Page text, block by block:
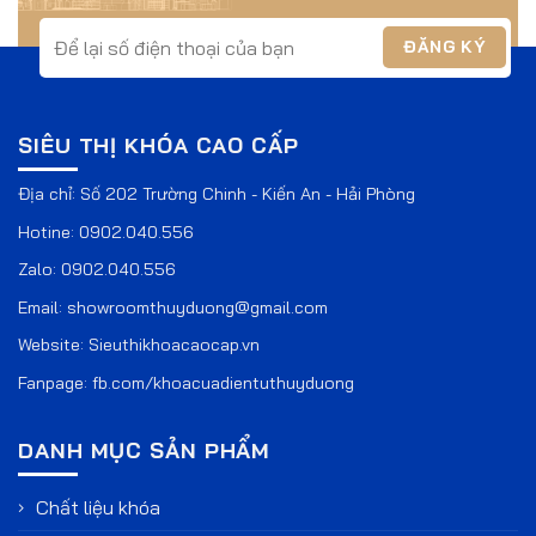
Một sản phẩm vừa bảo vệ tài sản gia đình bạn vừa thông
minh, vừa an toàn. Lại tiện dụng như chiếc Két sắt
thông minh Aif
có sử dụng App Tuya Smart là một
Tính năng tiện dụng của Két sắt thông
SIÊU THỊ KHÓA CAO CẤP
Địa chỉ: Số 202 Trường Chinh - Kiến An - Hải Phòng
Hotine: 0902.040.556
Zalo: 0902.040.556
Email: showroomthuyduong@gmail.com
Website: Sieuthikhoacaocap.vn
Fanpage: fb.com/khoacuadientuthuyduong
DANH MỤC SẢN PHẨM
Chất liệu khóa